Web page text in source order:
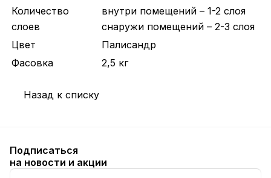
Количество
слоев
внутри помещений – 1-2 слоя
снаружи помещений – 2-3 слоя
Цвет
Палисандр
Фасовка
2,5 кг
Назад к списку
Подписаться
на новости и акции